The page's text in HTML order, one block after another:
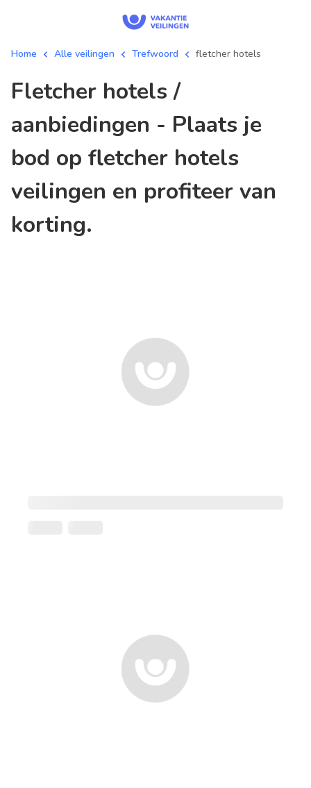
Home Alle veilingen Trefwoord fletcher hotels
fletcher hotels /
aanbiedingen - Plaats je
bod op fletcher hotels
veilingen en profiteer van
korting.